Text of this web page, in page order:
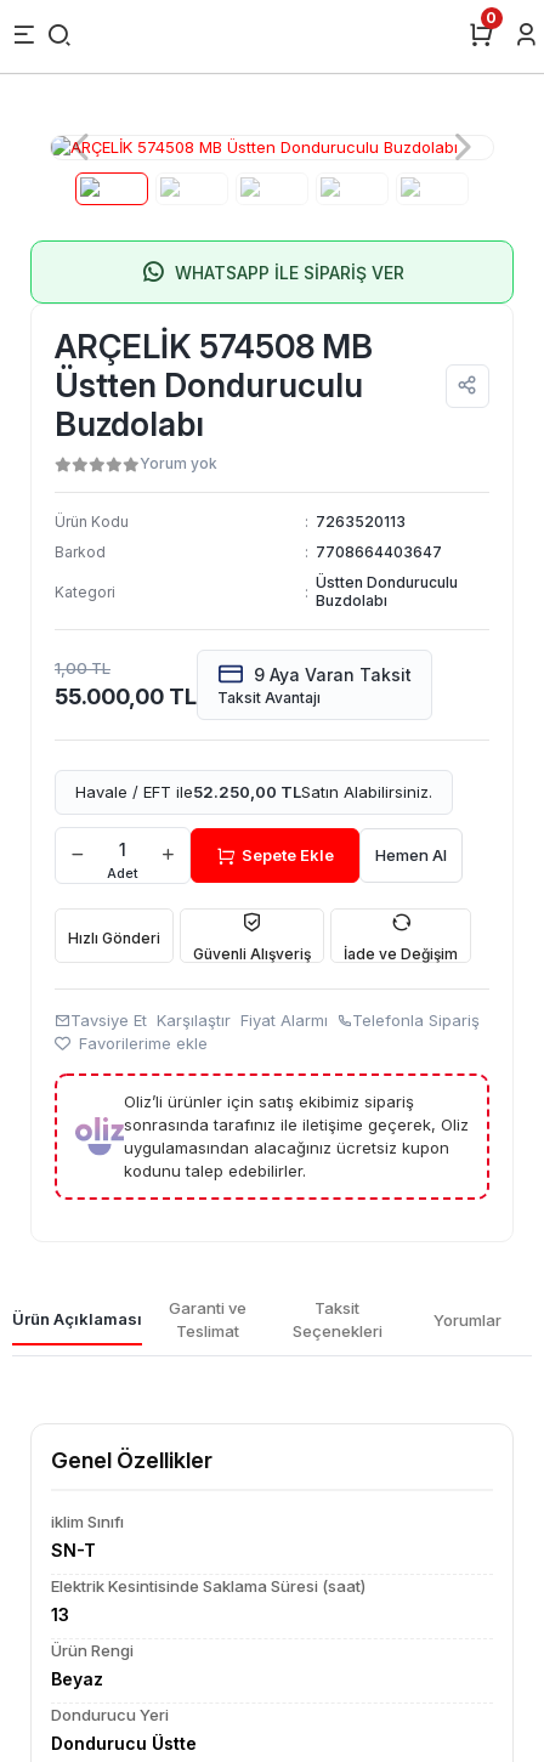
0
WHATSAPP İLE SİPARİŞ VER
ARÇELİK 574508 MB
Üstten Donduruculu
Buzdolabı
Yorum yok
Ürün Kodu : 7263520113
Barkod
: 7708664403647
Kategori : Üstten Donduruculu
Buzdolabı
1,00 TL
55.000,00 TL
9 Aya Varan Taksit
Taksit Avantajı
Havale / EFT ile52.250,00 TLSatın Alabilirsiniz.
Adet
Sepete Ekle Hemen Al
Hızlı Gönderi
Güvenli Alışveriş
İade ve Değişim
Tavsiye Et Karşılaştır Fiyat Alarmı
Telefonla Sipariş
Favorilerime ekle
Oliz’li ürünler için satış ekibimiz sipariş
sonrasında tarafınız ile iletişime geçerek, Oliz
uygulamasından alacağınız ücretsiz kupon
kodunu talep edebilirler.
Ürün Açıklaması
Garanti ve
Teslimat
Taksit
Seçenekleri
Yorumlar
Genel Özellikler
iklim Sınıfı
SN-T
Elektrik Kesintisinde Saklama Süresi (saat)
13
Ürün Rengi
Beyaz
Dondurucu Yeri
Dondurucu Üstte